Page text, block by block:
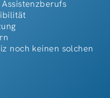
noch keinen solchen